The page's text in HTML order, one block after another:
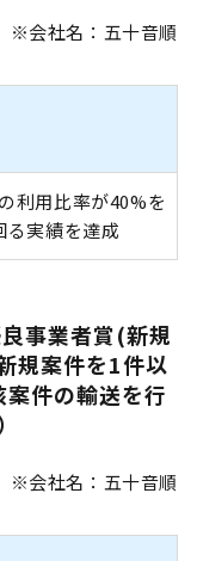
※会社名：五十音順
利用比率が40%を
る実績を達成
事業者賞(新規
規案件を1件以
件の輸送を行
※会社名：五十音順